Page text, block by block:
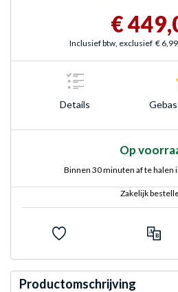
€
Inclusief btw, exclusief € 6,99
Details
Op
Binnen 30 minuten af te halen
Zakelijk
Productomschrijving